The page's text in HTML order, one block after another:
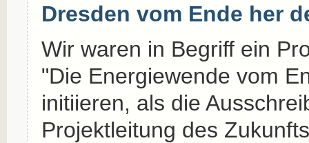
Dresden vom Ende her
Wir waren in Begriff ein
"Die Energiewende vom
initiieren, als die
Projektleitung des